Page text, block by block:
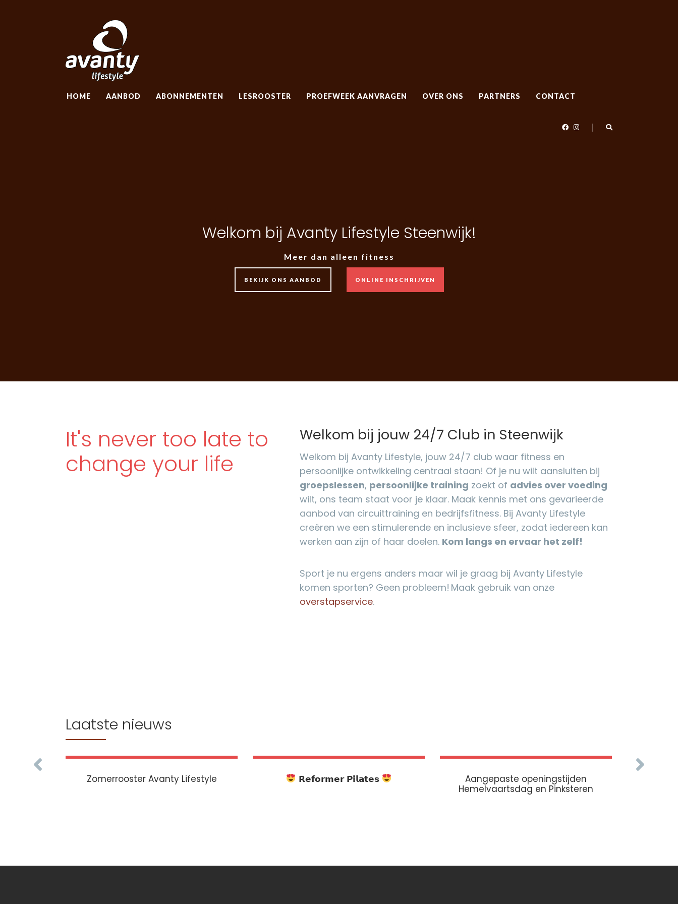
Welkom bij Avanty Lifestyle Steenwijk!
Meer dan alleen fitness
BEKIJK ONS AANBOD ONLINE INSCHRIJVEN
HOME
AANBOD
ABONNEMENTEN
LESROOSTER
PROEFWEEK AANVRAGEN
OVER ONS
PARTNERS
CONTACT
It's never too late to
change your life
Welkom bij jouw 24/7 Club in Steenwijk
Welkom bij Avanty Lifestyle, jouw 24/7 club waar fitness en
persoonlijke ontwikkeling centraal staan! Of je nu wilt aansluiten bij
groepslessen, persoonlijke training zoekt of advies over voeding
wilt, ons team staat voor je klaar. Maak kennis met ons gevarieerde
aanbod van circuittraining en bedrijfsfitness. Bij Avanty Lifestyle
creëren we een stimulerende en inclusieve sfeer, zodat iedereen kan
werken aan zijn of haar doelen. Kom langs en ervaar het zelf!
Sport je nu ergens anders maar wil je graag bij Avanty Lifestyle
komen sporten? Geen probleem! Maak gebruik van onze
overstapservice.
Laatste nieuws
Zomerrooster Avanty Lifestyle 𝗥𝗲𝗳𝗼𝗿𝗺𝗲𝗿 𝗣𝗶𝗹𝗮𝘁𝗲𝘀
Aangepaste openingstijden
Hemelvaartsdag en Pinksteren